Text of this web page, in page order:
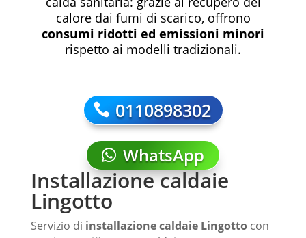
calore dai fumi di scarico, offrono
consumi ridotti ed emissioni minori
rispetto ai modelli tradizionali.
0110898302
WhatsApp
Installazione caldaie
Lingotto
Servizio di installazione caldaie Lingottocon